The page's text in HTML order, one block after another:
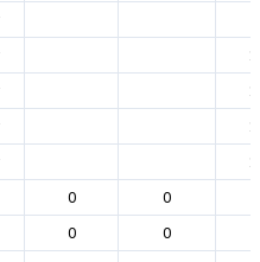
0 0
0 0